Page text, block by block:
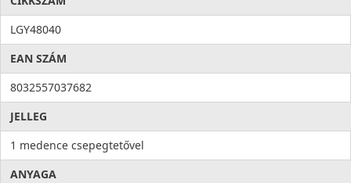
Higiénia: az anyag összetételéből adódóan meggátolja a
mikroorganizmusok kifejlődését, valamint elősegíti a
baktériumok eltávolítását, ezzel higiéniát és tisztaságot hoz a
konyhába. Az antibakteriális rendszert alkotó ezüst ionok
100%-os antibakteriális védelmetnyújtanak.
LGY48040
EAN SZÁM
8032557037682
JELLEG
1 medence csepegtetővel
ANYAGA